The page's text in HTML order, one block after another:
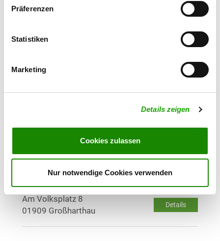
Präferenzen
Statistiken
Marketing
Details zeigen
Cookies zulassen
Nur notwendige Cookies verwenden
OG - Hohwald-Berthelsdorf
OG - Stolpen
Alter Sportplatz
e.V.
Nieskyer Str. 31
02894 Reichenbach
OG - Großharthau
Details
Am Volksplatz 8
01909 Großharthau